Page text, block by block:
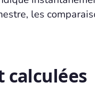
les
calculées